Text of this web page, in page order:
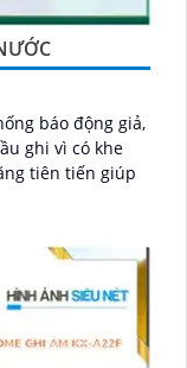
báo động giả,